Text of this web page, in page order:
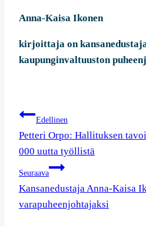
Anna-Kaisa Ikonen
kirjoittaja on
kaupunginvaltuuston
Artikkelien
selaus
Edellinen
Petteri Orpo: Halli­tuk­sen
000 uutta työl­listä
Seuraava
Kansanedustaja Anna-Kaisa
varapuheenjohtajaksi